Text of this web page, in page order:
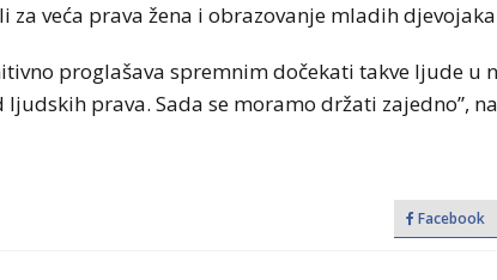
za veća prava žena i obrazovanje mladih
proglašava spremnim dočekati takve ljude u
ljudskih prava. Sada se moramo držati zajedno”,
Facebook